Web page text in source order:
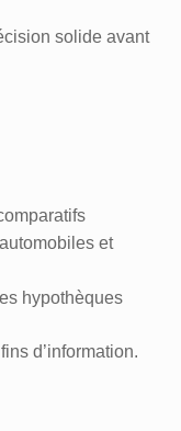
solide avant
et
hypothèques
d’information.